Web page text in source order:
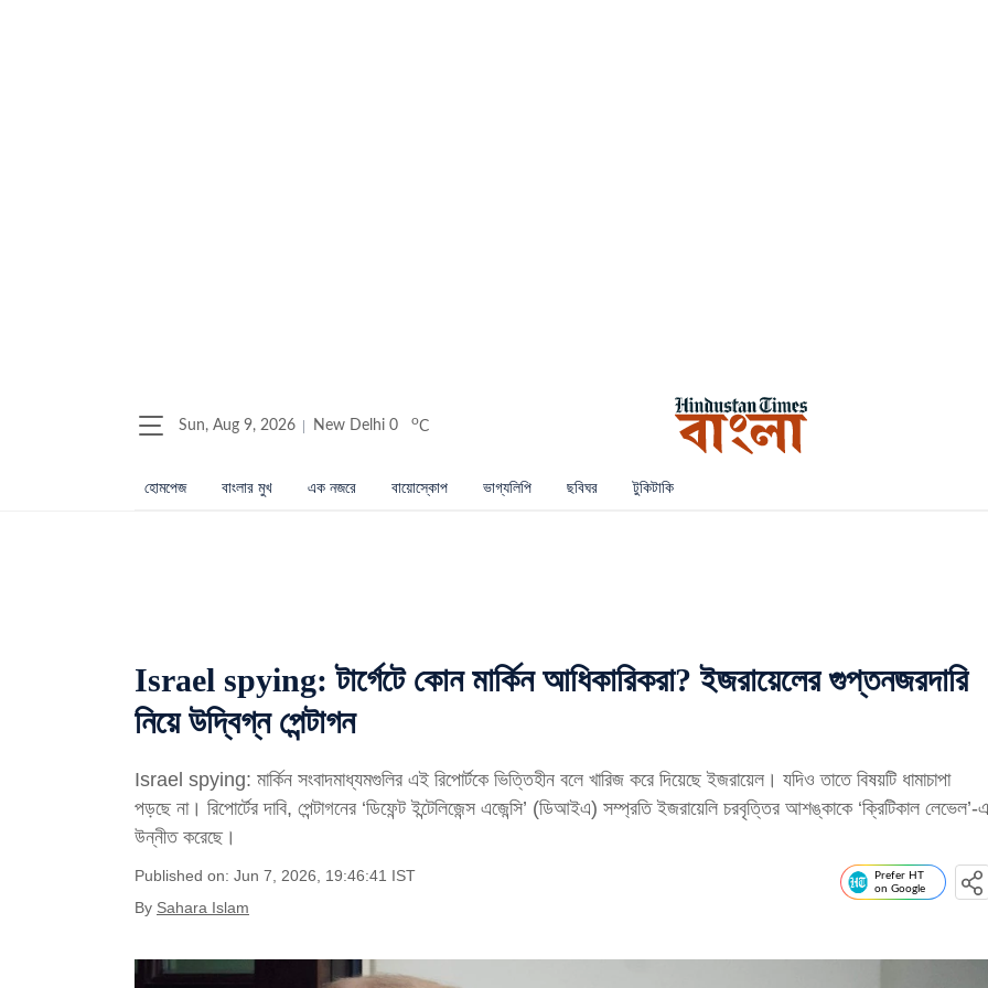
Sun, Aug 9, 2026 New Delhi 0 oC
হোমপেজ বাংলার মুখ এক নজরে বায়োস্কোপ ভাগ্যলিপি ছবিঘর টুকিটাকি
Israel spying: টার্গেটে কোন মার্কিন আধিকারিকরা? ইজরায়েলের গুপ্তনজরদারি
নিয়ে উদ্বিগ্ন পেন্টাগন
Israel spying: মার্কিন সংবাদমাধ্যমগুলির এই রিপোর্টকে ভিত্তিহীন বলে খারিজ করে দিয়েছে ইজরায়েল। যদিও তাতে বিষয়টি ধামাচাপা
পড়ছে না। রিপোর্টের দাবি, পেন্টাগনের ‘ডিফেন্ট ইন্টেলিজেন্স এজেন্সি’ (ডিআইএ) সম্প্রতি ইজরায়েলি চরবৃত্তির আশঙ্কাকে ‘ক্রিটিকাল লেভেল’-এ
উন্নীত করেছে।
Published on: Jun 7, 2026, 19:46:41 IST
By Sahara Islam
Prefer HT
on Google